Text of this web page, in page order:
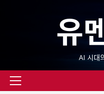
유
AI 시대
Primary